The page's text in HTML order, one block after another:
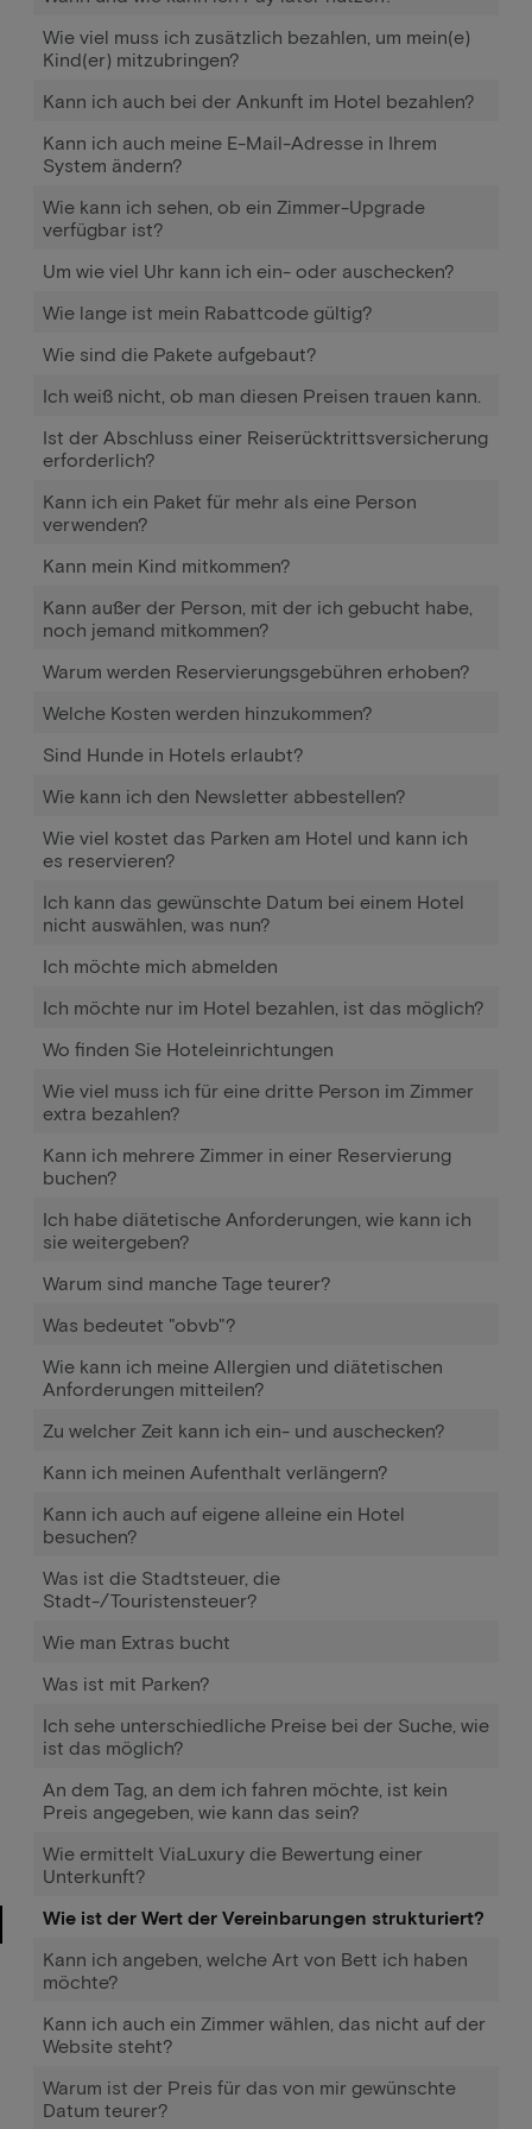
Wie viel muss ich zusätzlich bezahlen, um mein(e)
Kind(er) mitzubringen?
Kann ich auch bei der Ankunft im Hotel bezahlen?
Kann ich auch meine E-Mail-Adresse in Ihrem
System ändern?
Wie kann ich sehen, ob ein Zimmer-Upgrade
verfügbar ist?
Um wie viel Uhr kann ich ein- oder auschecken?
Wie lange ist mein Rabattcode gültig?
Wie sind die Pakete aufgebaut?
Ich weiß nicht, ob man diesen Preisen trauen kann.
Ist der Abschluss einer Reiserücktrittsversicherung
erforderlich?
Kann ich ein Paket für mehr als eine Person
verwenden?
Kann mein Kind mitkommen?
Kann außer der Person, mit der ich gebucht habe,
noch jemand mitkommen?
Warum werden Reservierungsgebühren erhoben?
Welche Kosten werden hinzukommen?
Sind Hunde in Hotels erlaubt?
Wie kann ich den Newsletter abbestellen?
Wie viel kostet das Parken am Hotel und kann ich
es reservieren?
Ich kann das gewünschte Datum bei einem Hotel
nicht auswählen, was nun?
Ich möchte mich abmelden
Ich möchte nur im Hotel bezahlen, ist das möglich?
Wo finden Sie Hoteleinrichtungen
Wie viel muss ich für eine dritte Person im Zimmer
extra bezahlen?
Kann ich mehrere Zimmer in einer Reservierung
buchen?
Ich habe diätetische Anforderungen, wie kann ich
sie weitergeben?
Warum sind manche Tage teurer?
Was bedeutet "obvb"?
Wie kann ich meine Allergien und diätetischen
Anforderungen mitteilen?
Zu welcher Zeit kann ich ein- und auschecken?
Kann ich meinen Aufenthalt verlängern?
Kann ich auch auf eigene alleine ein Hotel
besuchen?
Was ist die Stadtsteuer, die
Stadt-/Touristensteuer?
Wie man Extras bucht
Was ist mit Parken?
Ich sehe unterschiedliche Preise bei der Suche, wie
ist das möglich?
An dem Tag, an dem ich fahren möchte, ist kein
Preis angegeben, wie kann das sein?
Wie ermittelt ViaLuxury die Bewertung einer
Unterkunft?
Wie ist der Wert der Vereinbarungen strukturiert?
Kann ich angeben, welche Art von Bett ich haben
möchte?
Kann ich auch ein Zimmer wählen, das nicht auf der
Website steht?
Warum ist der Preis für das von mir gewünschte
Datum teurer?